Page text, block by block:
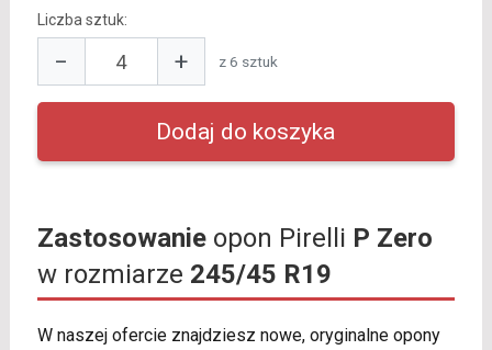
Liczba sztuk:
− + z 6 sztuk
Zastosowanieopon Pirelli P Zero
w rozmiarze 245/45 R19
W naszej ofercie znajdziesz nowe, oryginalne opony